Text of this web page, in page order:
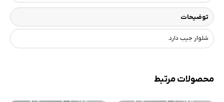
توضیحات
شلوار جیب دارد.
محصولات مرتبط